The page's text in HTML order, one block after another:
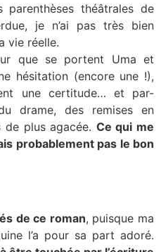
parenthèses théâtrales de
je n’ai pas très bien
vie réelle.
que se portent Uma et
hésitation (encore une !),
une certitude… et par-
drame, des remises en
de plus agacée. Ce qui me
probablement pas le bon
de ce roman, puisque ma
l’a pour sa part adoré.